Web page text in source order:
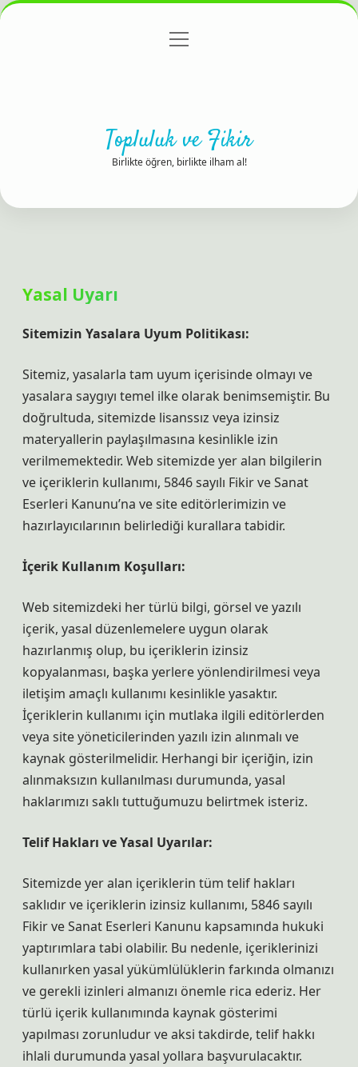
Gizlilik Politikası
menüyü
Topluluk ve Fikir
Birlikte öğren, birlikte ilham al!
Yasal Uyarı
Sitemizin Yasalara Uyum Politikası:
Sitemiz, yasalarla tam uyum içerisinde olmayı ve
yasalara saygıyı temel ilke olarak benimsemiştir. Bu
doğrultuda, sitemizde lisanssız veya izinsiz
materyallerin paylaşılmasına kesinlikle izin
verilmemektedir. Web sitemizde yer alan bilgilerin
ve içeriklerin kullanımı, 5846 sayılı Fikir ve Sanat
Eserleri Kanunu’na ve site editörlerimizin ve
hazırlayıcılarının belirlediği kurallara tabidir.
İçerik Kullanım Koşulları:
Web sitemizdeki her türlü bilgi, görsel ve yazılı
içerik, yasal düzenlemelere uygun olarak
hazırlanmış olup, bu içeriklerin izinsiz
kopyalanması, başka yerlere yönlendirilmesi veya
iletişim amaçlı kullanımı kesinlikle yasaktır.
İçeriklerin kullanımı için mutlaka ilgili editörlerden
veya site yöneticilerinden yazılı izin alınmalı ve
kaynak gösterilmelidir. Herhangi bir içeriğin, izin
alınmaksızın kullanılması durumunda, yasal
haklarımızı saklı tuttuğumuzu belirtmek isteriz.
Telif Hakları ve Yasal Uyarılar:
Sitemizde yer alan içeriklerin tüm telif hakları
saklıdır ve içeriklerin izinsiz kullanımı, 5846 sayılı
Fikir ve Sanat Eserleri Kanunu kapsamında hukuki
yaptırımlara tabi olabilir. Bu nedenle, içeriklerinizi
kullanırken yasal yükümlülüklerin farkında olmanızı
ve gerekli izinleri almanızı önemle rica ederiz. Her
türlü içerik kullanımında kaynak gösterimi
yapılması zorunludur ve aksi takdirde, telif hakkı
ihlali durumunda yasal yollara başvurulacaktır.